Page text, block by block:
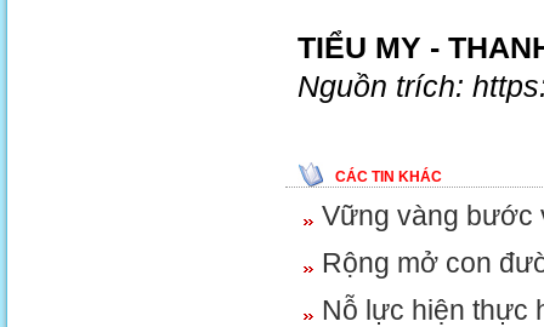
TIỂU MY -
Nguồn trích:
CÁC TIN KHÁC
Vững vàng bước
Rộng mở con
Nỗ lực hiện thực